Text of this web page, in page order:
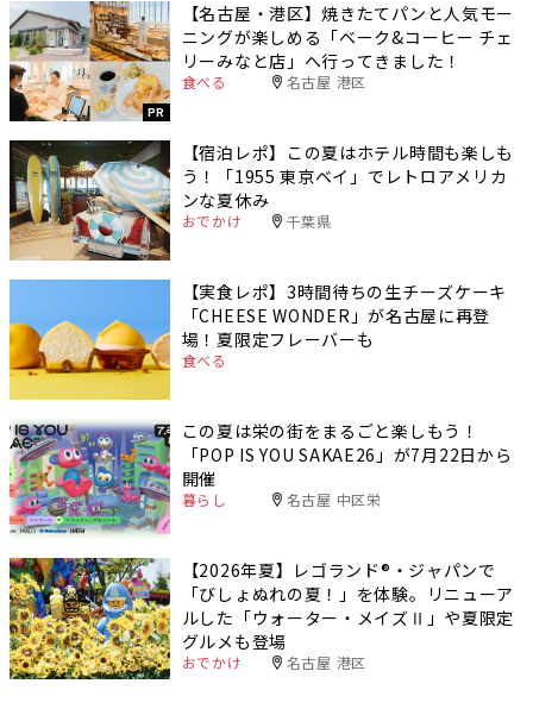
PR
【名古屋・港区】焼きたてパンと人気モー
ニングが楽しめる「ベーク&コーヒー チェ
リーみなと店」へ行ってきました！
食べる 名古屋 港区
【宿泊レポ】この夏はホテル時間も楽しも
う！「1955 東京ベイ」でレトロアメリカ
ンな夏休み
おでかけ 千葉県
【実食レポ】3時間待ちの生チーズケーキ
「CHEESE WONDER」が名古屋に再登
場！夏限定フレーバーも
食べる
この夏は栄の街をまるごと楽しもう！
「POP IS YOU SAKAE26」が7月22日から
開催
暮らし 名古屋 中区栄
【2026年夏】レゴランド®・ジャパンで
「びしょぬれの夏！」を体験。リニューア
ルした「ウォーター・メイズⅡ」や夏限定
グルメも登場
おでかけ 名古屋 港区